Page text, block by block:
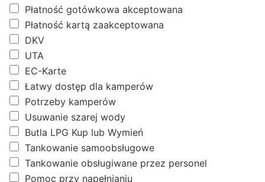
Płatność gotówkowa akceptowana
Płatność kartą zaakceptowana
DKV
UTA
EC-Karte
Łatwy dostęp dla kamperów
Potrzeby kamperów
Usuwanie szarej wody
Butla LPG Kup lub Wymień
Tankowanie samoobsługowe
Tankowanie obsługiwane przez personel
Pomoc przy napełnianiu